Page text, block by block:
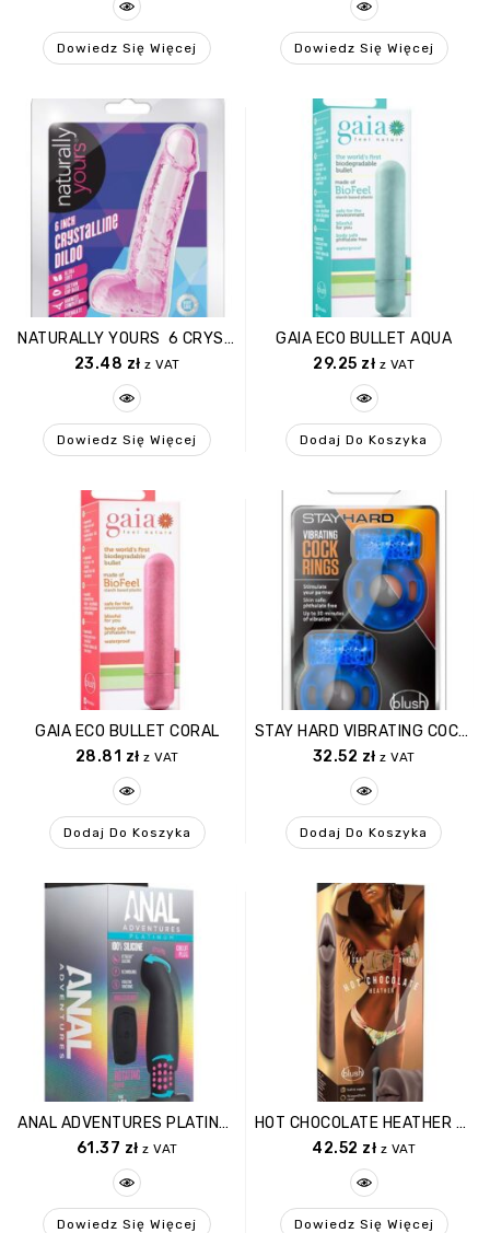
Dowiedz Się Więcej Dowiedz Się Więcej
NATURALLY YOURS 6 CRYSTALLINE DILDO ROSE
23.48 zł z VAT
Dowiedz Się Więcej
GAIA ECO BULLET AQUA
29.25 zł z VAT
Dodaj Do Koszyka
GAIA ECO BULLET CORAL
28.81 zł z VAT
Dodaj Do Koszyka
STAY HARD VIBRATING COCK RINGS 2PACK
32.52 zł z VAT
Dodaj Do Koszyka
ANAL ADVENTURES PLATINUM CIRCUIT PLUG
61.37 zł z VAT
Dowiedz Się Więcej
HOT CHOCOLATE HEATHER CHOCOLATE
42.52 zł z VAT
Dowiedz Się Więcej